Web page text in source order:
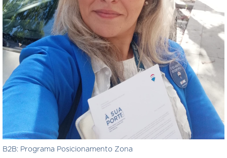
B2B: Programa Posicionamento Zona